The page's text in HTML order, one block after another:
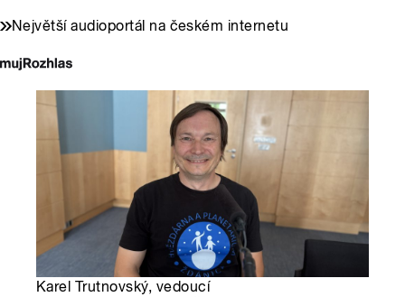
Největší audioportál na českém internetu
Karel Trutnovský, vedoucí